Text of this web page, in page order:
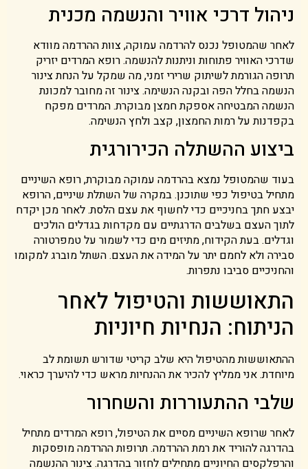
ניהול דרכי אוויר והנשמה מכנית
לאחר שהמטופל נכנס להרדמה עמוקה, צוות ההרדמה מוודא
שדרכי האוויר פתוחות וניתנות להנשמה. רופא המרדים יזריק
תרופה הגורמת לשיתוק שרירי זמני, מה שמקל על הנחת צינור
הנשמה בחלל הפה ובקנה הנשימה. צינור זה מחובר למכונת
הנשמה המבטיחה אספקת חמצן מבוקרת. המרדים מפקח
בקפדנות על רמות החמצון, קצב ולחץ הנשימה.
ביצוע ההשתלה הכירורגית
בעוד שהמטופל נמצא בהרדמה עמוקה מבוקרת, רופא השיניים
מתחיל בטיפול כפי שתוכנן. במקרה של השתלת שיניים, הרופא
יבצע חתך בחניכיים כדי לחשוף את עצם הלסת. לאחר מכן יקדח
לתוך העצם בשלבים הדרגתיים עם מקדחות בגדלים הולכים
וגדלים. בעת הקידוח, מתיזים מים כדי לשמור על טמפרטורה
סבירה ולא לחמם יתר על המידה את העצם. השתל מוברג למקומו
והחניכיים סביבו נתפרות.
התאוששות והטיפול לאחר
הניתוח: הנחיות חיוניות
ההתאוששות מהטיפול היא שלב קריטי שדורש תשומת לב
מיוחדת. אני ממליץ להכיר את ההנחיות מראש כדי להיערך כראוי.
שלבי ההתעוררות והשחרור
לאחר שרופא השיניים מסיים את הטיפול, רופא המרדים מתחיל
בהדרגה להוריד את רמת ההרדמה. תרופות ההרדמה מופסקות
והרפלקסים החיוניים מתחילים לחזור בהדרגה. צינור ההנשמה